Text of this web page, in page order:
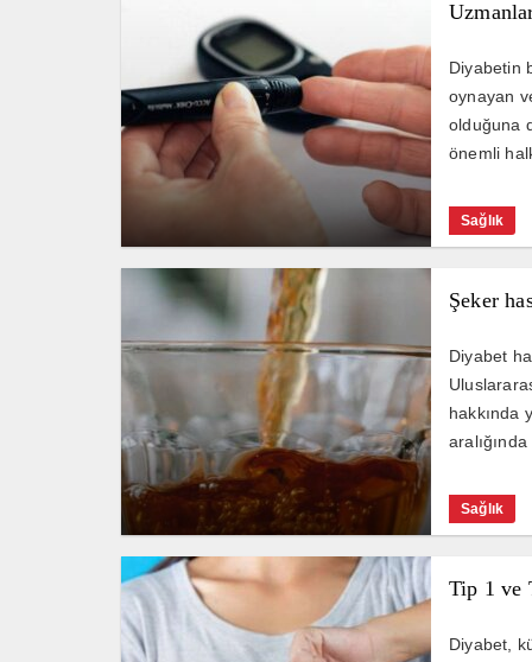
Diyabetin
oynayan
olduğuna
önemli
Sağlık
Şeker
Diyabet
hakkında
Sağlık
Tip 1 ve
Diyabet,